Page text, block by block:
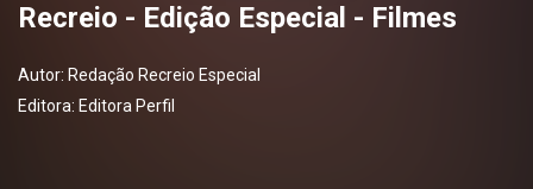
Recreio - Edição Especial - Filmes
Autor: Redação Recreio Especial
Editora: Editora Perfil